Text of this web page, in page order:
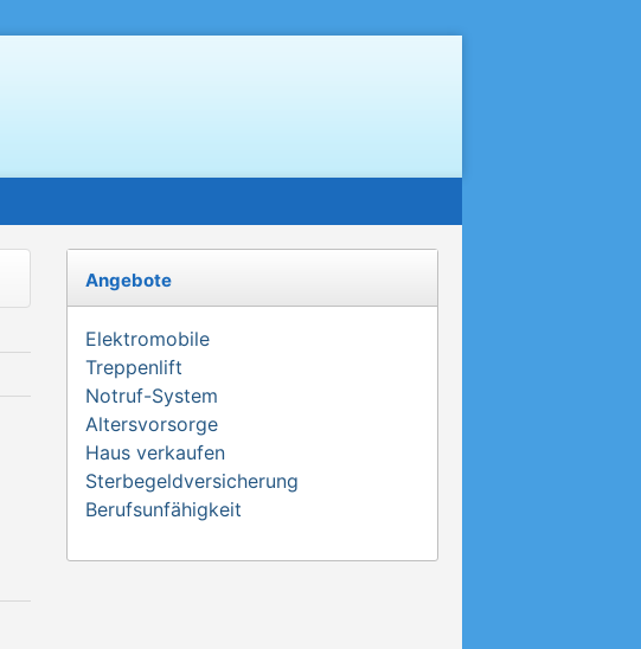
Angebote
Elektromobile
Treppenlift
Notruf-System
Altersvorsorge
Haus verkaufen
Sterbegeldversicherung
Berufsunfähigkeit